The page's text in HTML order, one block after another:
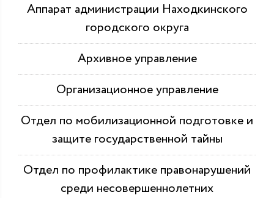
Аппарат администрации Находкинского
городского округа
Архивное управление
Организационное управление
Отдел по мобилизационной подготовке и
защите государственной тайны
Отдел по профилактике правонарушений
среди несовершеннолетних